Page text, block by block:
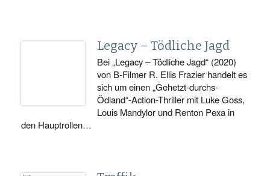
Legacy – Tödliche Jagd
Bei „Legacy – Tödliche Jagd“ (2020)
von B-Filmer R. Ellis Frazier handelt es
sich um einen „Gehetzt-durchs-
Ödland“-Action-Thriller mit Luke Goss,
Louis Mandylor und Renton Pexa in
den Hauptrollen…